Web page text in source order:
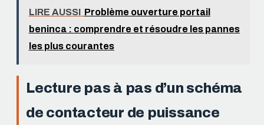
LIRE AUSSI Problème ouverture portail
beninca : comprendre et résoudre les pannes
les plus courantes
Lecture pas à pas d’un schéma
de contacteur de puissance